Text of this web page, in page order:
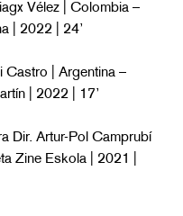
Vélez | Colombia –
| 2022 | 24’
Castro | Argentina –
| 2022 | 17’
Dir. Artur-Pol Camprubí
Zine Eskola | 2021 |